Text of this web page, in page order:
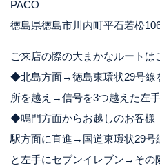
PACO
徳島県徳島市川内町平石若松
ご来店の際の大まかなルートは
◆北島方面→徳島東環状29号線
所を越え→信号を3つ越えた左
◆鳴門方面からお越しのお客様
駅方面に直進→国道東環状29
と左手にセブンイレブン→その